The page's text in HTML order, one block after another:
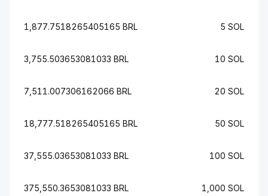
1,877.7518265405165 BRL 5 SOL
3,755.503653081033 BRL 10 SOL
7,511.007306162066 BRL 20 SOL
18,777.518265405165 BRL 50 SOL
37,555.03653081033 BRL 100 SOL
375,550.3653081033 BRL 1,000 SOL